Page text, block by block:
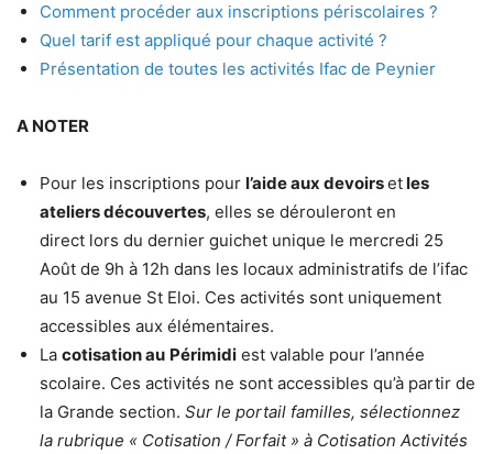
Comment procéder aux inscriptions périscolaires ?
Quel tarif est appliqué pour chaque activité ?
Présentation de toutes les activités Ifac de Peynier
A NOTER
Pour les inscriptions pour l’aide aux devoirsetles
ateliers découvertes, elles se dérouleront en
direct lors du dernier guichet unique le mercredi 25
Août de 9h à 12h dans les locaux administratifs de l’ifac
au 15 avenue St Eloi. Ces activités sont uniquement
accessibles aux élémentaires.
La cotisation au Périmidi est valable pour l’année
scolaire. Ces activités ne sont accessibles qu’à partir de
la Grande section. Sur le portail familles, sélectionnez
la rubrique « Cotisation / Forfait » à Cotisation Activités